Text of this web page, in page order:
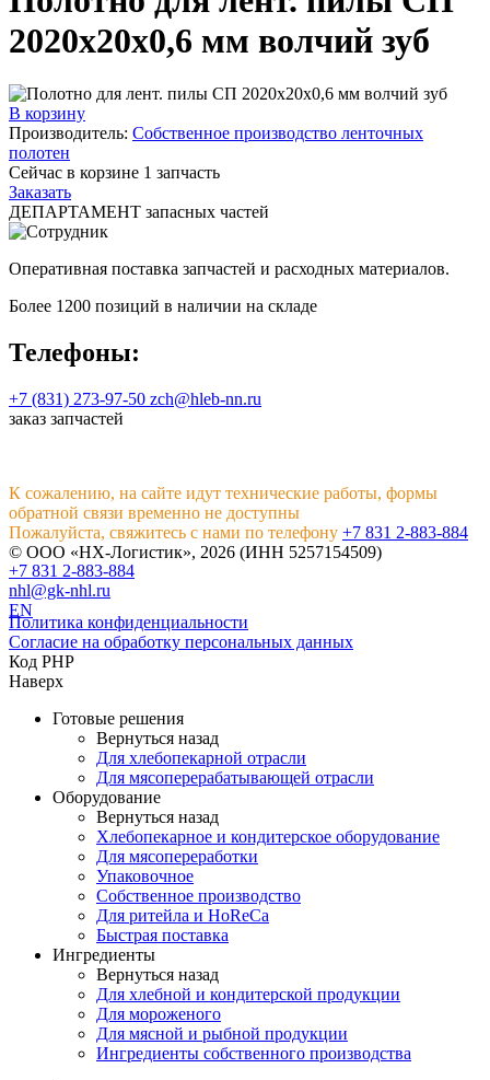
2020х20х0,6 мм волчий зуб
В корзину
Производитель: Собственное производство ленточных
полотен
Сейчас в корзине 1 запчасть
Заказать
ДЕПАРТАМЕНТ запасных частей
Оперативная поставка запчастей и расходных материалов.
Более 1200 позиций в наличии на складе
Телефоны:
+7 (831) 273-97-50 zch@hleb-nn.ru
заказ запчастей
К сожалению, на сайте идут технические работы, формы
обратной связи временно не доступны
Пожалуйста, свяжитесь с нами по телефону +7 831 2-883-884
© ООО «НХ-Логистик», 2026 (ИНН 5257154509)
+7 831 2-883-884
nhl@gk-nhl.ru
EN
Политика конфиденциальности
Согласие на обработку персональных данных
Код PHP
Наверх
Готовые решения
Вернуться назад
Для хлебопекарной отрасли
Для мясоперерабатывающей отрасли
Оборудование
Вернуться назад
Хлебопекарное и кондитерское оборудование
Для мясопереработки
Упаковочное
Собственное производство
Для ритейла и HoReCa
Быстрая поставка
Ингредиенты
Вернуться назад
Для хлебной и кондитерской продукции
Для мороженого
Для мясной и рыбной продукции
Ингредиенты собственного производства